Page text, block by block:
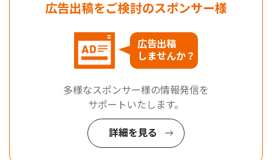
広告出稿をご検討のスポンサー様
広告出稿
しませんか？
多様なスポンサー様の情報発信を
サポートいたします。
詳細を見る